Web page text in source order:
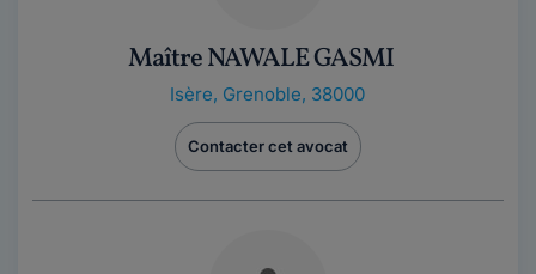
Maître NAWALE GASMI
Isère, Grenoble, 38000
Contacter cet avocat